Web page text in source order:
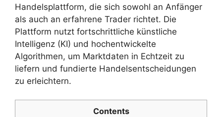
Handelsplattform, die sich sowohl an Anfänger
als auch an erfahrene Trader richtet. Die
Plattform nutzt fortschrittliche künstliche
Intelligenz (KI) und hochentwickelte
Algorithmen, um Marktdaten in Echtzeit zu
liefern und fundierte Handelsentscheidungen
zu erleichtern.
Contents